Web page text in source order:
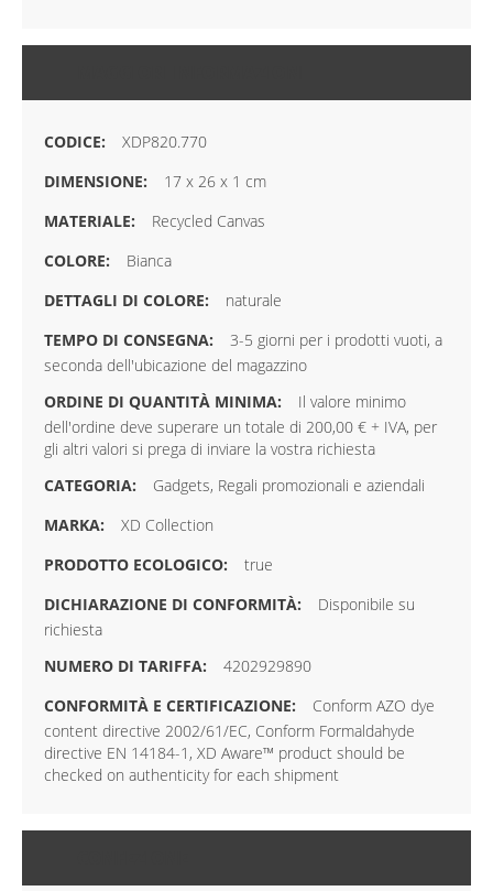
XDP820.770
17 x 26 x 1 cm
Recycled Canvas
Bianca
naturale
3-5 giorni per i prodotti vuoti, a
seconda dell'ubicazione del magazzino
Il valore minimo
dell'ordine deve superare un totale di 200,00 € + IVA, per
gli altri valori si prega di inviare la vostra richiesta
Gadgets, Regali promozionali e aziendali
XD Collection
true
Disponibile su
richiesta
4202929890
Conform AZO dye
content directive 2002/61/EC, Conform Formaldahyde
directive EN 14184-1, XD Aware™ product should be
checked on authenticity for each shipment